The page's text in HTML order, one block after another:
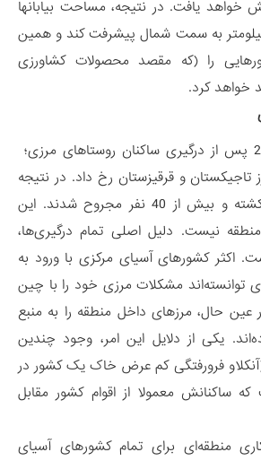
افزایش خواهد یافت. در نتیجه، مساحت بیابانها
است 400-300 کیلومتر به سمت شمال پیشرفت کند و همین
را (که مقصد محصولات کشاورزی
خواهد کرد.
در ماه مارس سال 2019 پس از درگیری ساکنان روستاهای مرزی؛
و قرقیزستان رخ داد. در نتیجه
این درگیری، چند نفر کشته و بیش از 40 نفر مجروح شدند. این
نیست. دلیل اصلی تمام درگیری‌ها،
اکثر کشورهای آسیای مرکزی با ورود به
توانسته‌اند مشکلات مرزی خود را با چین
عین حال، مرزهای داخل منطقه را به منبع
یکی از دلایل این امر، وجود چندین
فرورفتگی کم عرض خاک یک کشور در
ساکنانش معمولا از اقوام کشور مقابل
منطقه‌ای برای تمام کشورهای آسیای